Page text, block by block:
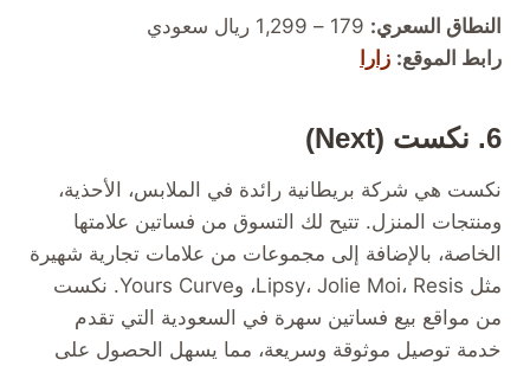
النطاق السعري:
رابط الموقع: زارا
6. نكست (Next)
نكست هي شركة بريطانية رائدة في الملابس، الأحذية،
ومنتجات المنزل. تتيح لك التسوق من فساتين علامتها
الخاصة، بالإضافة إلى مجموعات من علامات تجارية شهيرة
مثل Lipsy، Jolie Moi، Resis، وYours Curve. نكست
من مواقع بيع فساتين سهرة في السعودية التي تقدم
خدمة توصيل موثوقة وسريعة، مما يسهل الحصول على